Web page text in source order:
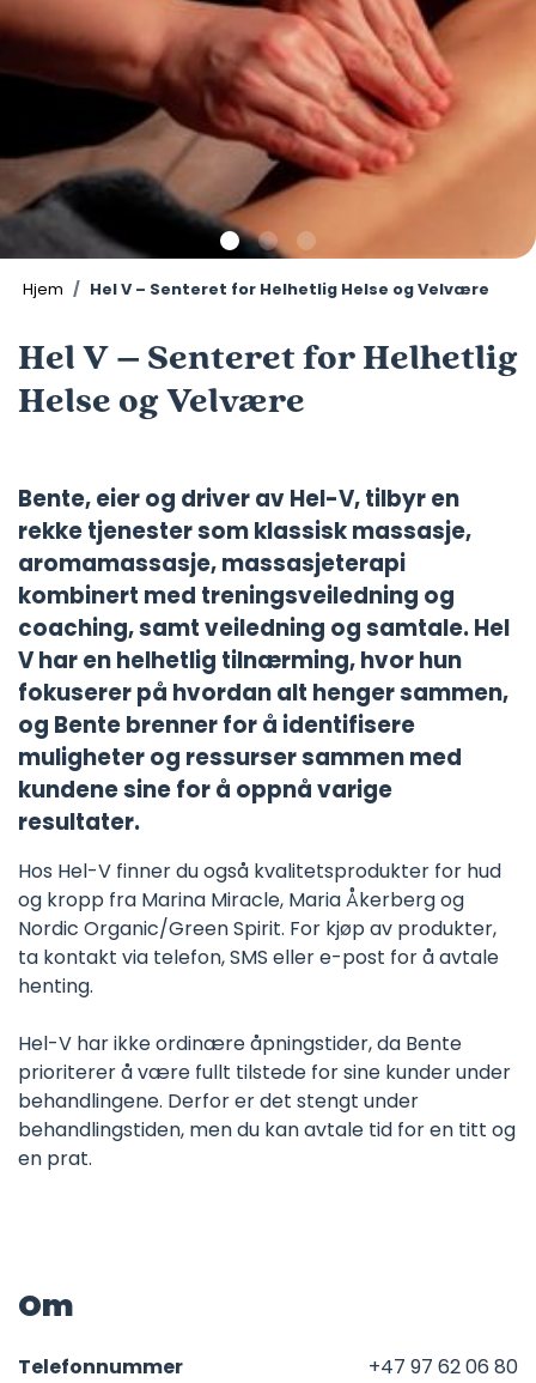
Hjem Hel V – Senteret for Helhetlig Helse og Velvære
Hel V – Senteret for Helhetlig
Helse og Velvære
Bente, eier og driver av Hel-V, tilbyr en
rekke tjenester som klassisk massasje,
aromamassasje, massasjeterapi
kombinert med treningsveiledning og
coaching, samt veiledning og samtale. Hel
V har en helhetlig tilnærming, hvor hun
fokuserer på hvordan alt henger sammen,
og Bente brenner for å identifisere
muligheter og ressurser sammen med
kundene sine for å oppnå varige
resultater.
Hos Hel-V finner du også kvalitetsprodukter for hud
og kropp fra Marina Miracle, Maria Åkerberg og
Nordic Organic/Green Spirit. For kjøp av produkter,
ta kontakt via telefon, SMS eller e-post for å avtale
henting.
Hel-V har ikke ordinære åpningstider, da Bente
prioriterer å være fullt tilstede for sine kunder under
behandlingene. Derfor er det stengt under
behandlingstiden, men du kan avtale tid for en titt og
en prat.
Om
Telefonnummer
+47 97 62 06 80